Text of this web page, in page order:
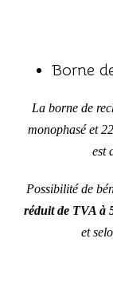
Borne
La borne de
monophasé et
est
Possibilité de
réduit de TVA à
et